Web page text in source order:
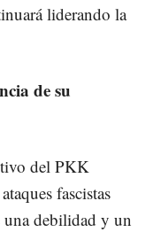
liderando la
de su
del PKK
fascistas
una debilidad y un